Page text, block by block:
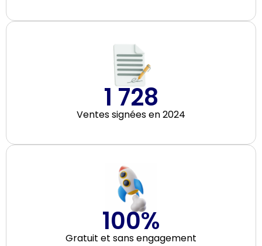
Ventes signées en 2024
1 728
Gratuit et sans engagement
100%